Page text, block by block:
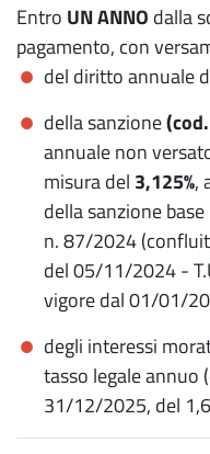
Entro UN ANNO dalla
pagamento, con
del diritto annuale
della sanzione
annuale non
misura del 3,125%,
della sanzione
n. 87/2024
del 05/11/2024 -
vigore dal 01/01/
degli interessi
tasso legale annuo
31/12/2025, del